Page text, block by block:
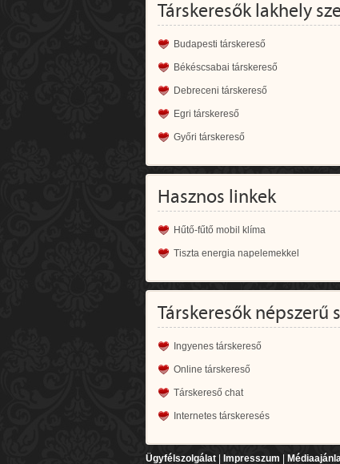
Társkeresők lakhely
Budapesti társkereső
Békéscsabai társkereső
Debreceni társkereső
Egri társkereső
Győri társkereső
Hasznos linkek
Hűtő-fűtő mobil klíma
Tiszta energia napelemekkel
Társkeresők népszerű
Ingyenes társkereső
Online társkereső
Társkereső chat
Internetes társkeresés
Ügyfélszolgálat Impresszum